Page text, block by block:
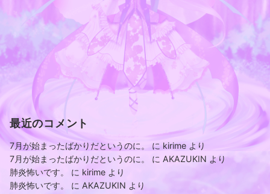
最近のコメント
7月が始まったばかりだというのに。 に kirime より
7月が始まったばかりだというのに。
に AKAZUKIN より
肺炎怖いです。
に kirime より
肺炎怖いです。
に AKAZUKIN より